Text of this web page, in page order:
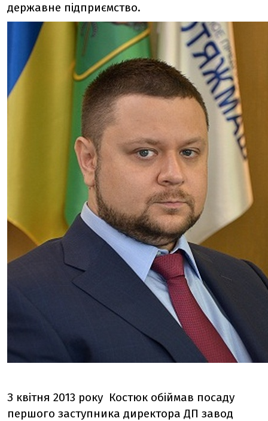
державне підприємство.
З квітня 2013 року Костюк обіймав посаду
першого заступника директора ДП завод